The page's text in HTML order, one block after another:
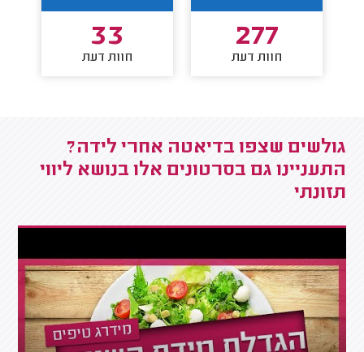
277
חוות דעת
33
חוות דעת
גולשים שצפו בדיאטה אחרי לידה?
התעניינו גם בסרטונים אלו בנושא ליווי
תזונתי